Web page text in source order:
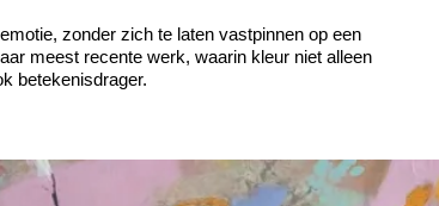
zonder zich te laten vastpinnen op een
meest recente werk, waarin kleur niet alleen
betekenisdrager.